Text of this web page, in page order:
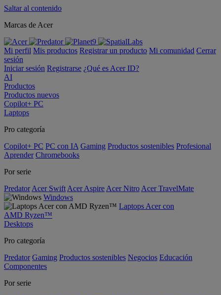
Saltar al contenido
Marcas de Acer
Mi perfil Mis productos Registrar un producto Mi comunidad Cerrar
sesión
Iniciar sesión Registrarse ¿Qué es Acer ID?
AI
Productos
Productos nuevos
Copilot+ PC
Laptops
Pro categoría
Copilot+ PC PC con IA Gaming Productos sostenibles Profesional
Aprender Chromebooks
Por serie
Predator Acer Swift Acer Aspire Acer Nitro Acer TravelMate
Windows
Laptops Acer con
AMD Ryzen™
Desktops
Pro categoría
Predator Gaming Productos sostenibles Negocios Educación
Componentes
Por serie